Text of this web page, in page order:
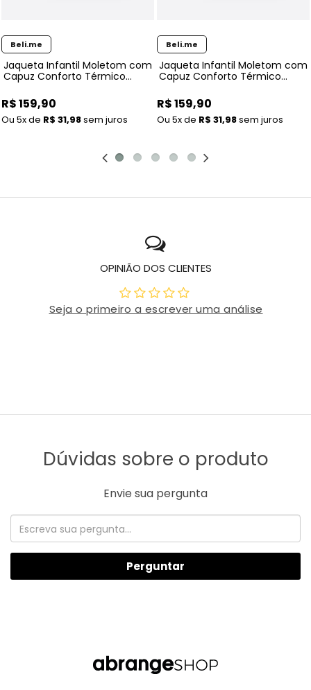
Jaqueta Infantil Moletom com
Capuz Conforto Térmico
Inverno
Beli.me
R$ 159,90
5xde R$ 31,98sem juros
Jaqueta Infantil Moletom com
Capuz Conforto Térmico
Inverno
Beli.me
R$ 159,90
5xde R$ 31,98sem juros
OPINIÃO DOS CLIENTES
Seja o primeiro a escrever uma análise
Dúvidas sobre o produto
Envie sua pergunta
Perguntar